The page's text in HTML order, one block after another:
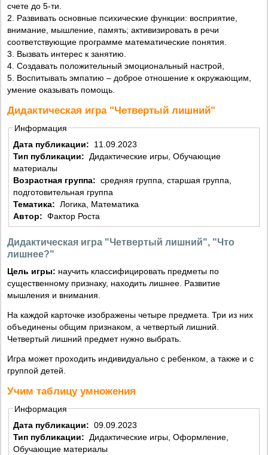
счете до 5-ти.
2. Развивать основные психические функции: восприятие,
внимание, мышление, память; активизировать в речи
соответствующие программе математические понятия.
3. Вызвать интерес к занятию.
4. Создавать положительный эмоциональный настрой,
5. Воспитывать эмпатию – доброе отношение к окружающим,
умение оказывать помощь.
Дидактическая игра "Четвертый лишний"
Информация
Дата публикации:
11.09.2023
Тип публикации:
материалы
Возрастная группа: средняя группа, старшая группа,
подготовительная группа
Тематика: Логика, Математика
Автор: Фактор Роста
Дидактическая игра "Четвертый лишний", "Что
лишнее?"
Цель игры: научить классифицировать предметы по
существенному признаку, находить лишнее. Развитие
мышления и внимания.
На каждой карточке изображены четыре предмета. Три из них
объединены общим признаком, а четвертый лишний.
Четвертый лишний предмет нужно выбрать.
Игра может проходить индивидуально с ребенком, а также и с
группой детей.
Учим таблицу умножения
Информация
Дата публикации: 09.09.2023
Тип публикации:
Обучающие материалы